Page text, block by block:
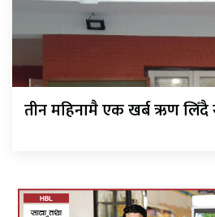
तीन महिनामै एक खर्ब ऋण लिँदै